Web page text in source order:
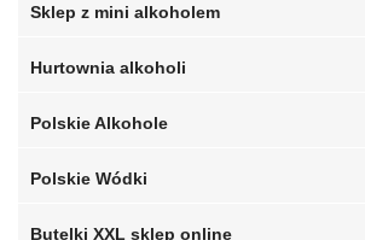
Sklep z mini alkoholem
Hurtownia alkoholi
Polskie Alkohole
Polskie Wódki
Butelki XXL sklep online